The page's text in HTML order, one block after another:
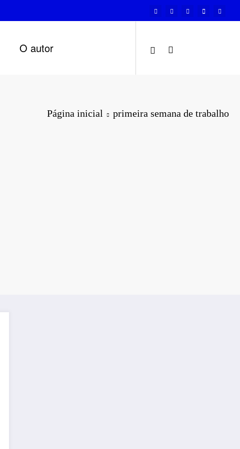
O autor
Página inicial primeira semana de trabalho